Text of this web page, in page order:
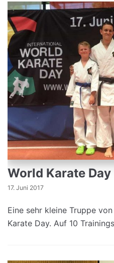
World Karate Day
17. Juni 2017
Eine sehr kleine Truppe
Karate Day. Auf 10